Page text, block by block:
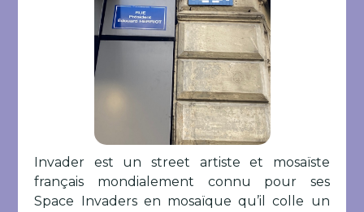
Invader est un street artiste et mosaïste
français mondialement connu pour ses
Space Invaders en mosaïque qu’il colle un